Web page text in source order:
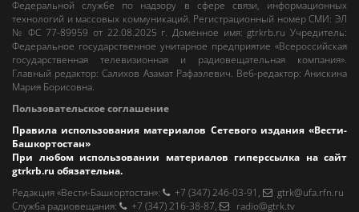
Федеральной службе по надзору в сфере связи, информационных
технологий и массовых коммуникаций. Регистрационный номер СМИ: ЭЛ
№ ФС 77-89959 от 22.08.2025 г. Доменное имя:gtrkrb.ru Учредитель:
Федеральное государственное унитарное предприятие «Всероссийская
государственная телевизионная и радиовещательная компания».
Главный редактор:Салихов Азамат Рафаэлевич. Веб-редактор:Анискина
Мария Борисовна.
Пользовательское соглашение
Правила использования материалов Сетевого издания «Вести-
Башкортостан»
При любом использовании материалов гиперссылка на сайт
gtrkrb.ru обязательна.
Редакция «Вести-Башкортостан»: +7 (347) 246-03-91 ,
gtrk@ufa.rfn.ru
Cлужба радиовещания: +7 (347) 216-38-87, radio@gtrk.tv